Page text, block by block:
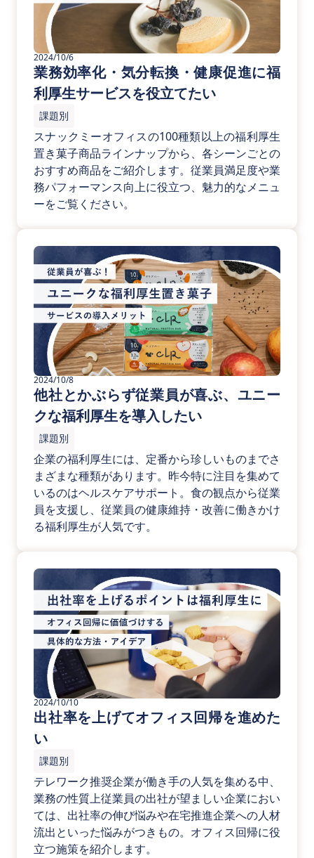
2024/10/6
業務効率化・気分転換・健康促進に福
利厚生サービスを役立てたい
課題別
スナックミーオフィスの100種類以上の福利厚生
置き菓子商品ラインナップから、各シーンごとの
おすすめ商品をご紹介します。従業員満足度や業
務パフォーマンス向上に役立つ、魅力的なメニュ
ーをご覧ください。
2024/10/8
他社とかぶらず従業員が喜ぶ、ユニー
クな福利厚生を導入したい
課題別
企業の福利厚生には、定番から珍しいものまでさ
まざまな種類があります。昨今特に注目を集めて
いるのはヘルスケアサポート。食の観点から従業
員を支援し、従業員の健康維持・改善に働きかけ
る福利厚生が人気です。
2024/10/10
出社率を上げてオフィス回帰を進めた
い
課題別
テレワーク推奨企業が働き手の人気を集める中、
業務の性質上従業員の出社が望ましい企業におい
ては、出社率の伸び悩みや在宅推進企業への人材
流出といった悩みがつきもの。オフィス回帰に役
立つ施策を紹介します。